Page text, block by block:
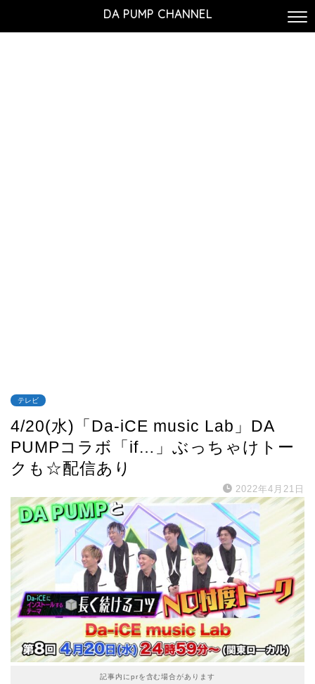
DA PUMP CHANNEL
テレビ
4/20(水)「Da-iCE music Lab」DA
PUMPコラボ「if…」ぶっちゃけトー
クも☆配信あり
2022年4月21日
記事内にprを含む場合があります